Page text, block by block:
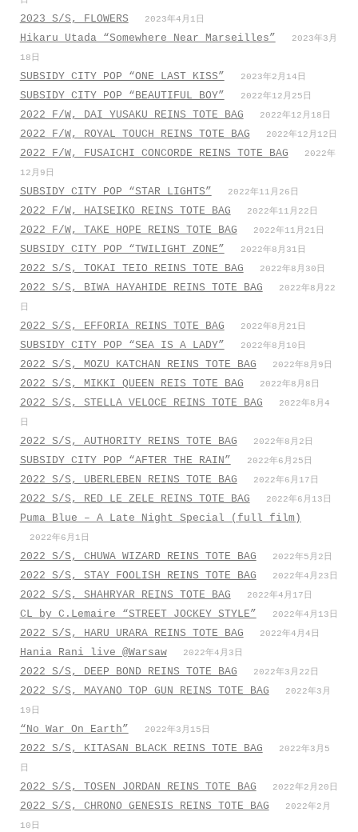
2023 S/S, FLOWERS 2023年4月1日
Hikaru Utada “Somewhere Near Marseilles”
2023年3月
18日
SUBSIDY CITY POP “ONE LAST KISS” 2023年2月14日
SUBSIDY CITY POP “BEAUTIFUL BOY” 2022年12月25日
2022 F/W, DAI YUSAKU REINS TOTE BAG 2022年12月18日
2022 F/W, ROYAL TOUCH REINS TOTE BAG 2022年12月12日
2022 F/W, FUSAICHI CONCORDE REINS TOTE BAG
2022年
12月9日
SUBSIDY CITY POP “STAR LIGHTS” 2022年11月26日
2022 F/W, HAISEIKO REINS TOTE BAG 2022年11月22日
2022 F/W, TAKE HOPE REINS TOTE BAG 2022年11月21日
SUBSIDY CITY POP “TWILIGHT ZONE” 2022年8月31日
2022 S/S, TOKAI TEIO REINS TOTE BAG 2022年8月30日
2022 S/S, BIWA HAYAHIDE REINS TOTE BAG
2022年8月22
日
2022 S/S, EFFORIA REINS TOTE BAG 2022年8月21日
SUBSIDY CITY POP “SEA IS A LADY” 2022年8月10日
2022 S/S, MOZU KATCHAN REINS TOTE BAG 2022年8月9日
2022 S/S, MIKKI QUEEN REIS TOTE BAG 2022年8月8日
2022 S/S, STELLA VELOCE REINS TOTE BAG
2022年8月4
日
2022 S/S, AUTHORITY REINS TOTE BAG 2022年8月2日
SUBSIDY CITY POP “AFTER THE RAIN” 2022年6月25日
2022 S/S, UBERLEBEN REINS TOTE BAG 2022年6月17日
2022 S/S, RED LE ZELE REINS TOTE BAG 2022年6月13日
Puma Blue – A Late Night Special (full film)
2022年6月1日
2022 S/S, CHUWA WIZARD REINS TOTE BAG 2022年5月2日
2022 S/S, STAY FOOLISH REINS TOTE BAG 2022年4月23日
2022 S/S, SHAHRYAR REINS TOTE BAG 2022年4月17日
CL by C.Lemaire “STREET JOCKEY STYLE” 2022年4月13日
2022 S/S, HARU URARA REINS TOTE BAG 2022年4月4日
Hania Rani live @Warsaw 2022年4月3日
2022 S/S, DEEP BOND REINS TOTE BAG 2022年3月22日
2022 S/S, MAYANO TOP GUN REINS TOTE BAG
2022年3月
19日
“No War On Earth” 2022年3月15日
2022 S/S, KITASAN BLACK REINS TOTE BAG
2022年3月5
日
2022 S/S, TOSEN JORDAN REINS TOTE BAG 2022年2月20日
2022 S/S, CHRONO GENESIS REINS TOTE BAG
2022年2月
10日